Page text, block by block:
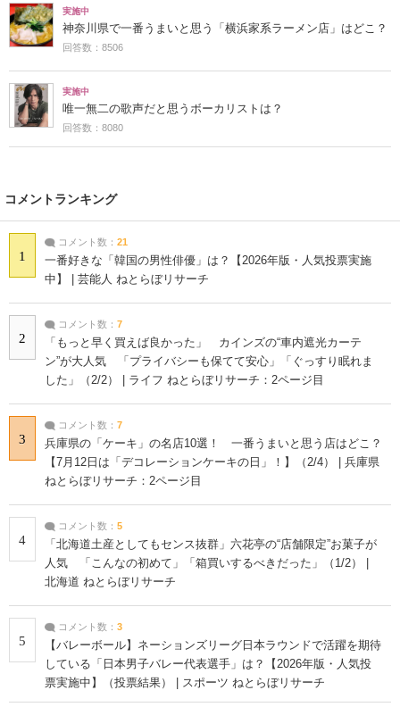
実施中
神奈川県で一番うまいと思う「横浜家系ラーメン店」はどこ？
回答数：8506
実施中
唯一無二の歌声だと思うボーカリストは？
回答数：8080
コメントランキング
1
コメント数： 21
一番好きな「韓国の男性俳優」は？【2026年版・人気投票実施
中】 | 芸能人 ねとらぼリサーチ
2
コメント数： 7
「もっと早く買えば良かった」 カインズの“車内遮光カーテ
ン”が大人気 「プライバシーも保てて安心」「ぐっすり眠れま
した」（2/2） | ライフ ねとらぼリサーチ：2ページ目
3
コメント数： 7
兵庫県の「ケーキ」の名店10選！ 一番うまいと思う店はどこ？
【7月12日は「デコレーションケーキの日」！】（2/4） | 兵庫県
ねとらぼリサーチ：2ページ目
4
コメント数： 5
「北海道土産としてもセンス抜群」六花亭の“店舗限定”お菓子が
人気 「こんなの初めて」「箱買いするべきだった」（1/2） |
北海道 ねとらぼリサーチ
5
コメント数： 3
【バレーボール】ネーションズリーグ日本ラウンドで活躍を期待
している「日本男子バレー代表選手」は？【2026年版・人気投
票実施中】（投票結果） | スポーツ ねとらぼリサーチ